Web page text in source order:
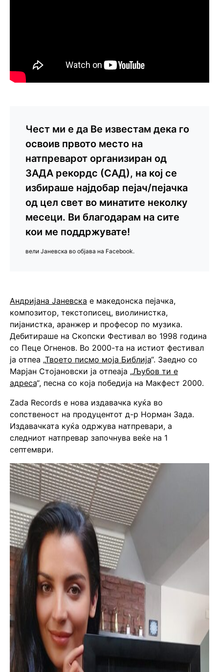
Чест ми е да Ве известам дека го
освоив првото место на
натпреварот организиран од
ЗАДА рекордс (САД), на кој се
избираше најдобар пејач/пејачка
од цел свет во минатите неколку
месеци. Ви благодарам на сите
кои ме поддржувате!
вели Јаневска во објава на Facebook.
Андријана Јаневска е македонска пејачка,
композитор, текстописец, виолинистка,
пијанистка, аранжер и професор по музика.
Дебитираше на Скопски Фестивал во 1998 година
со Пеце Огненов. Во 2000-та на истиот фестивал
ја отпеа „Твоето писмо моја Библија“. Заедно со
Марјан Стојановски ја отпеаја „Љубов ти е
адреса“, песна со која победија на Макфест 2000.
Zada Records е нова издавачка куќа во
сопственост на продуцентот д-р Норман Зада.
Издавачката куќа одржува натпревари, а
следниот натпревар започнува веќе на 1
септември.